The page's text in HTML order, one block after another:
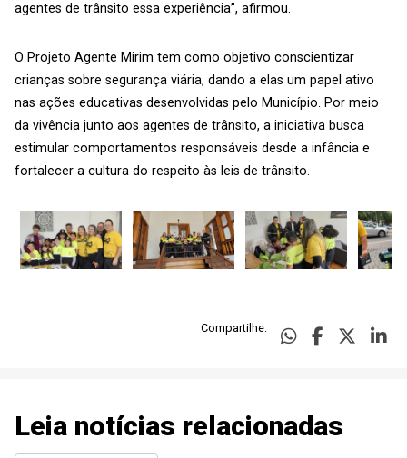
agentes de trânsito essa experiência”, afirmou.
O Projeto Agente Mirim tem como objetivo conscientizar
crianças sobre segurança viária, dando a elas um papel ativo
nas ações educativas desenvolvidas pelo Município. Por meio
da vivência junto aos agentes de trânsito, a iniciativa busca
estimular comportamentos responsáveis desde a infância e
fortalecer a cultura do respeito às leis de trânsito.
Compartilhe:
Leia notícias relacionadas